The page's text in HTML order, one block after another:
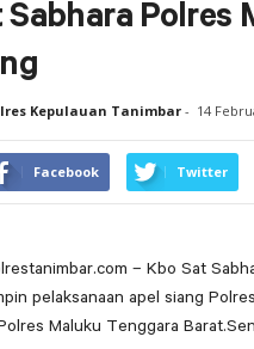
Sabhara Polres
Kepulauan Tanimbar- 14
Facebook Twitter
– Kbo Sat
pelaksanaan apel siang
Maluku Tenggara